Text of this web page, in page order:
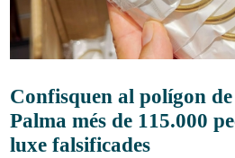
Confisquen al polígon
Palma més de 115.000
luxe falsificades